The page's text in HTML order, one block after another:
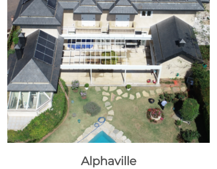
Alphaville